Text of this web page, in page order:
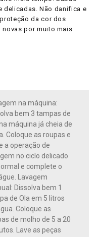
delicadas. Não danifica e
da cor dos
por muito mais
na máquina:
bem 3 tampas de
máquina já cheia de
Coloque as roupas e
a operação de
no ciclo delicado
e complete o
Lavagem
Dissolva bem 1
de Ola em 5 litros
Coloque as
de molho de 5 a 20
Lave as peças